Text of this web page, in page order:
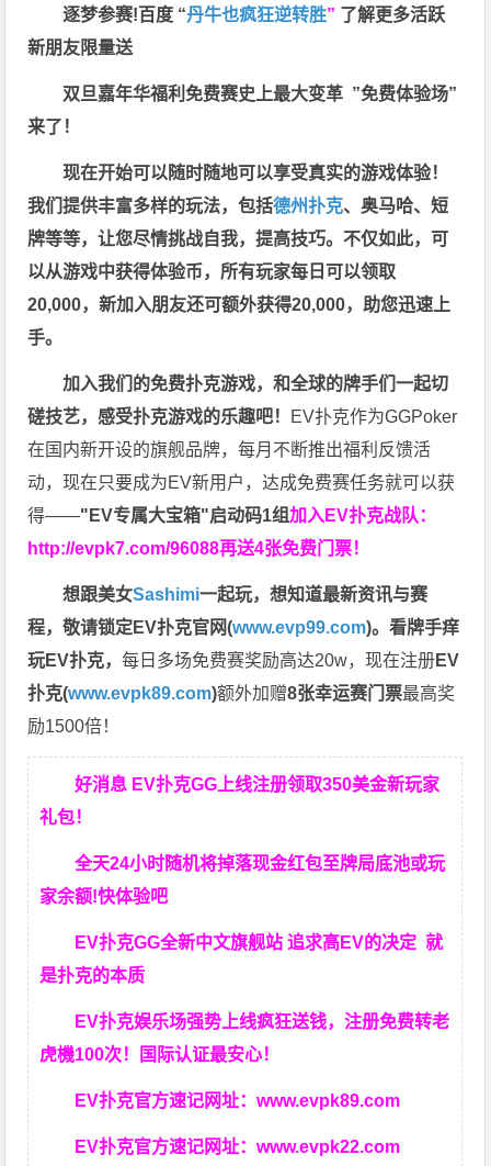
逐梦参赛!百度 “丹牛也疯狂逆转胜” 了解更多活跃
新朋友限量送
双旦嘉年华福利免费赛史上最大变革 ”免费体验场”
来了！
现在开始可以随时随地可以享受真实的游戏体验！
我们提供丰富多样的玩法，包括德州扑克、奥马哈、短
牌等等，让您尽情挑战自我，提高技巧。不仅如此， 可
以从游戏中获得体验币，所有玩家每日可以领取
20,000，新加入朋友还可额外获得20,000，助您迅速上
手。
加入我们的免费扑克游戏，和全球的牌手们一起切
磋技艺，感受扑克游戏的乐趣吧！ EV扑克作为GGPoker
在国内新开设的旗舰品牌，每月不断推出福利反馈活
动，现在只要成为EV新用户，达成免费赛任务就可以获
得——"EV专属大宝箱"启动码1组加入EV扑克战队：
http://evpk7.com/96088再送4张免费门票！
想跟美女Sashimi一起玩，想知道最新资讯与赛
程，敬请锁定EV扑克官网(www.evp99.com)。看牌手痒
玩EV扑克，每日多场免费赛奖励高达20w，现在注册EV
扑克(www.evpk89.com)额外加赠8张幸运赛门票最高奖
励1500倍！
好消息 EV扑克GG上线注册领取350美金新玩家
礼包！
全天24小时随机将掉落现金红包至牌局底池或玩
家余额!快体验吧
EV扑克GG全新中文旗舰站 追求高EV的决定就
是扑克的本质
EV扑克娱乐场强势上线疯狂送钱，注册免费转老
虎機100次！国际认证最安心！
EV扑克官方速记网址：www.evpk89.com
EV扑克官方速记网址：www.evpk22.com